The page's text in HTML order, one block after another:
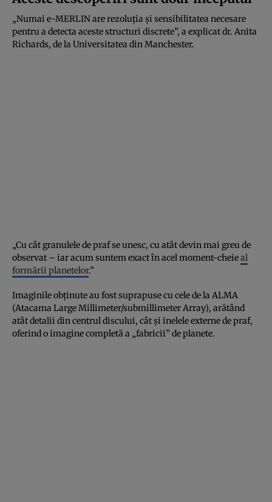
„Numai e-MERLIN are rezoluția și sensibilitatea necesare
pentru a detecta aceste structuri discrete”, a explicat dr. Anita
Richards, de la Universitatea din Manchester.
„Cu cât granulele de praf se unesc, cu atât devin mai greu de
observat – iar acum suntem exact în acel moment-cheieal
formării planetelor.”
Imaginile obținute au fost suprapuse cu cele de la ALMA
(Atacama Large Millimeter/submillimeter Array), arătând
atât detalii din centrul discului, cât și inelele externe de praf,
oferind o imagine completă a „fabricii” de planete.